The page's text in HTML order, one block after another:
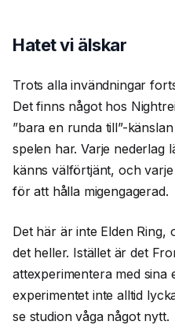
Hatet vi älskar
Trots alla invändningar
Det finns något hos
”bara en runda till”-
spelen har. Varje nederlag
känns välförtjänt, och
för att hålla migengagerad.
Det här är inte Elden
det heller. Istället är det
attexperimentera med
experimentet inte alltid
se studion våga något nytt.